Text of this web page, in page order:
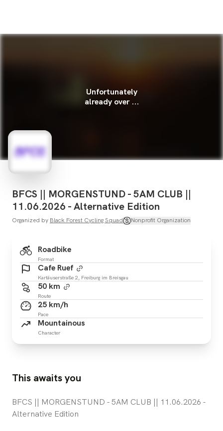
Unfortunately
already over ...
BFCS || MORGENSTUND - 5AM CLUB ||
11.06.2026 - Alternative Edition
Organized by Black Forest Cycling Squad Nonprofit Organization
Roadbike
Format
Cafe Ruef
Kartäuserstraße 2, Freiburg im Breisgau
50 km
Route
25 km/h
Pace
Mountainous
Character
This awaits you
BFCS || MORGENSTUND - 5AM CLUB || 11.06.2026 -
Alternative Edition